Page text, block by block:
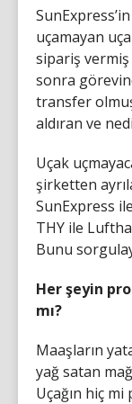
uçamayan
sipariş vermiş
sonra
transfer
aldıran ve
Uçak
şirketten
SunExpress
THY ile
Bunu
Her şeyin
mı?
Maaşların
yağ satan
Uçağın hiç